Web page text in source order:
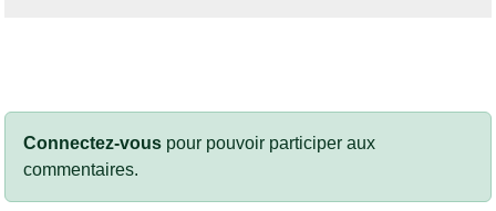
Connectez-vous pour pouvoir participer aux
commentaires.